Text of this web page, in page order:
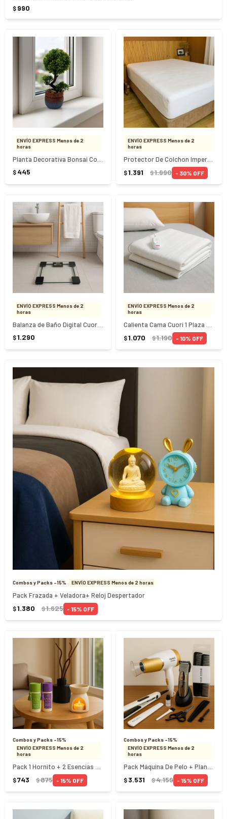
$ 990
ENVÍO EXPRESS Menos de 2
horas
$ 445
ENVÍO EXPRESS Menos de 2
horas
$1.391 $1.990 30
ENVÍO EXPRESS Menos de 2
horas
$1.290
ENVÍO EXPRESS Menos de 2
horas
$1.070 $1.190 10
Combos y Packs -15% ENVÍO EXPRESS Menos de 2 horas
Pack Frazada + Veladora+ Reloj Despertador
$1.380 $1.625 15
Combos y Packs -15%
ENVÍO EXPRESS Menos de 2
horas
$743 $875 15
Combos y Packs -15%
ENVÍO EXPRESS Menos de 2
horas
$ 3.531 $4.159 15